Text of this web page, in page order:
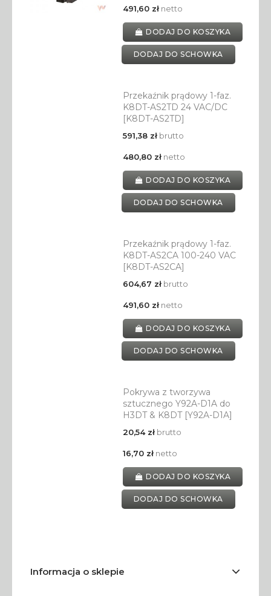
491,60 złnetto
DODAJ DO KOSZYKA
DODAJ DO SCHOWKA
Przekaźnik prądowy 1-faz.
K8DT-AS2TD 24 VAC/DC
[K8DT-AS2TD]
591,38 złbrutto
480,80 złnetto
DODAJ DO KOSZYKA
DODAJ DO SCHOWKA
Przekaźnik prądowy 1-faz.
K8DT-AS2CA 100-240 VAC
[K8DT-AS2CA]
604,67 złbrutto
491,60 złnetto
DODAJ DO KOSZYKA
DODAJ DO SCHOWKA
Pokrywa z tworzywa
sztucznego Y92A-D1A do
H3DT & K8DT [Y92A-D1A]
20,54 złbrutto
16,70 złnetto
DODAJ DO KOSZYKA
DODAJ DO SCHOWKA
Informacja o sklepie